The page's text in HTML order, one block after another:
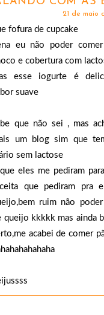
21 de maio
fofura de cupcake
eu não poder
e cobertura com
esse iogurte é
suave
que não sei , mas
um blog sim que
sem lactose
eles me pediram
que pediram pra
ruim não
queijo kkkkk mas ainda
acabei de comer